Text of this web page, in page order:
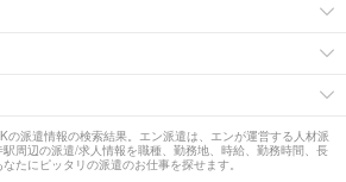
の派遣情報の検索結果。エン派遣は、エンが運営する人材派
周辺の派遣/求人情報を職種、勤務地、時給、勤務時間、長
たにピッタリの派遣のお仕事を探せます。